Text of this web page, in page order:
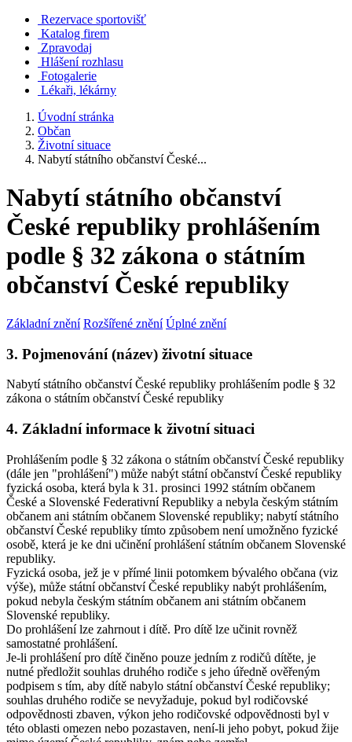
Rezervace sportovišť
Katalog firem
Zpravodaj
Hlášení rozhlasu
Fotogalerie
Lékaři, lékárny
Úvodní stránka
Občan
Životní situace
Nabytí státního občanství České...
Nabytí státního občanství
České republiky prohlášením
podle § 32 zákona o státním
občanství České republiky
Základní znění Rozšířené znění Úplné znění
3. Pojmenování (název) životní situace
Nabytí státního občanství České republiky prohlášením podle § 32
zákona o státním občanství České republiky
4. Základní informace k životní situaci
Prohlášením podle § 32 zákona o státním občanství České republiky
(dále jen "prohlášení") může nabýt státní občanství České republiky
fyzická osoba, která byla k 31. prosinci 1992 státním občanem
České a Slovenské Federativní Republiky a nebyla českým státním
občanem ani státním občanem Slovenské republiky; nabytí státního
občanství České republiky tímto způsobem není umožněno fyzické
osobě, která je ke dni učinění prohlášení státním občanem Slovenské
republiky.
Fyzická osoba, jež je v přímé linii potomkem bývalého občana (viz
výše), může státní občanství České republiky nabýt prohlášením,
pokud nebyla českým státním občanem ani státním občanem
Slovenské republiky.
Do prohlášení lze zahrnout i dítě. Pro dítě lze učinit rovněž
samostatné prohlášení.
Je-li prohlášení pro dítě činěno pouze jedním z rodičů dítěte, je
nutné předložit souhlas druhého rodiče s jeho úředně ověřeným
podpisem s tím, aby dítě nabylo státní občanství České republiky;
souhlas druhého rodiče se nevyžaduje, pokud byl rodičovské
odpovědnosti zbaven, výkon jeho rodičovské odpovědnosti byl v
této oblasti omezen nebo pozastaven, není-li jeho pobyt, pokud žije